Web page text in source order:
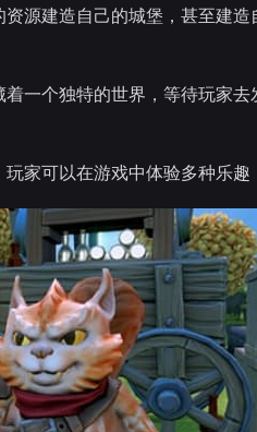
源建造自己的城堡，甚至建造
一个独特的世界，等待玩家去
家可以在游戏中体验多种乐趣